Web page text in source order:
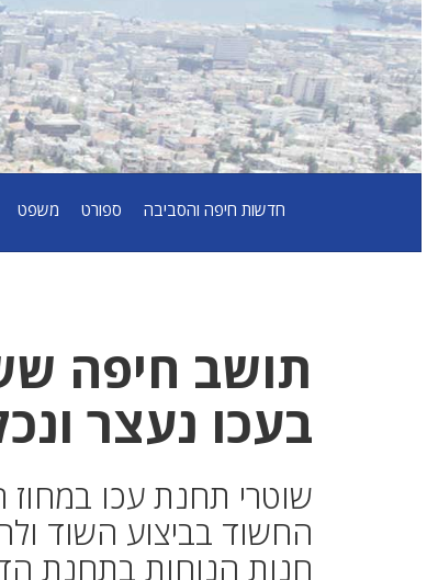
חדשות חיפה והסביבה ספורט משפט
תושב חיפה
בעכו נעצר
שוטרי תחנת עכו
חנות הנוחות בתחנת